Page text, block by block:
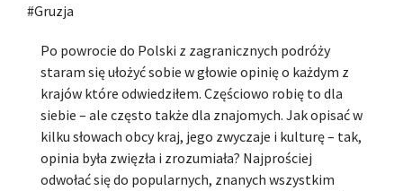
#Gruzja
Po powrocie do Polski z zagranicznych podróży
staram się ułożyć sobie w głowie opinię o każdym z
krajów które odwiedziłem. Częściowo robię to dla
siebie – ale często także dla znajomych. Jak opisać w
kilku słowach obcy kraj, jego zwyczaje i kulturę – tak,
opinia była zwięzła i zrozumiała? Najprościej
odwołać się do popularnych, znanych wszystkim